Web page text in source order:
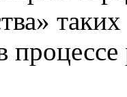
процессе